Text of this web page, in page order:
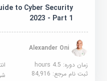
to Cyber Security
2023 - Part 1
Alexander Oni
زمان دوره: 4.5 hours
ثبت نام مرجع:84,916